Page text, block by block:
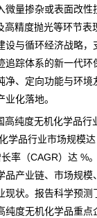
微量掺杂或表面改性
高精度抛光等环节表
设与循环经济战略，
追踪体系的新一代环
净、定向功能与环境
化落地。
高纯度无机化学品行
学品行业市场规模
率（CAGR）达 %
品产业链、市场规模
现状。报告科学预测
纯度无机化学品重点